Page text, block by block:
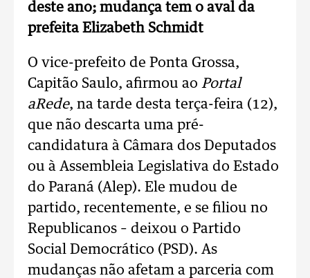
deste ano; mudança tem o aval da
prefeita Elizabeth Schmidt
O vice-prefeito de Ponta Grossa,
Capitão Saulo, afirmou ao Portal
aRede, na tarde desta terça-feira (12),
que não descarta uma pré-
candidatura à Câmara dos Deputados
ou à Assembleia Legislativa do Estado
do Paraná (Alep). Ele mudou de
partido, recentemente, e se filiou no
Republicanos – deixou o Partido
Social Democrático (PSD). As
mudanças não afetam a parceria com